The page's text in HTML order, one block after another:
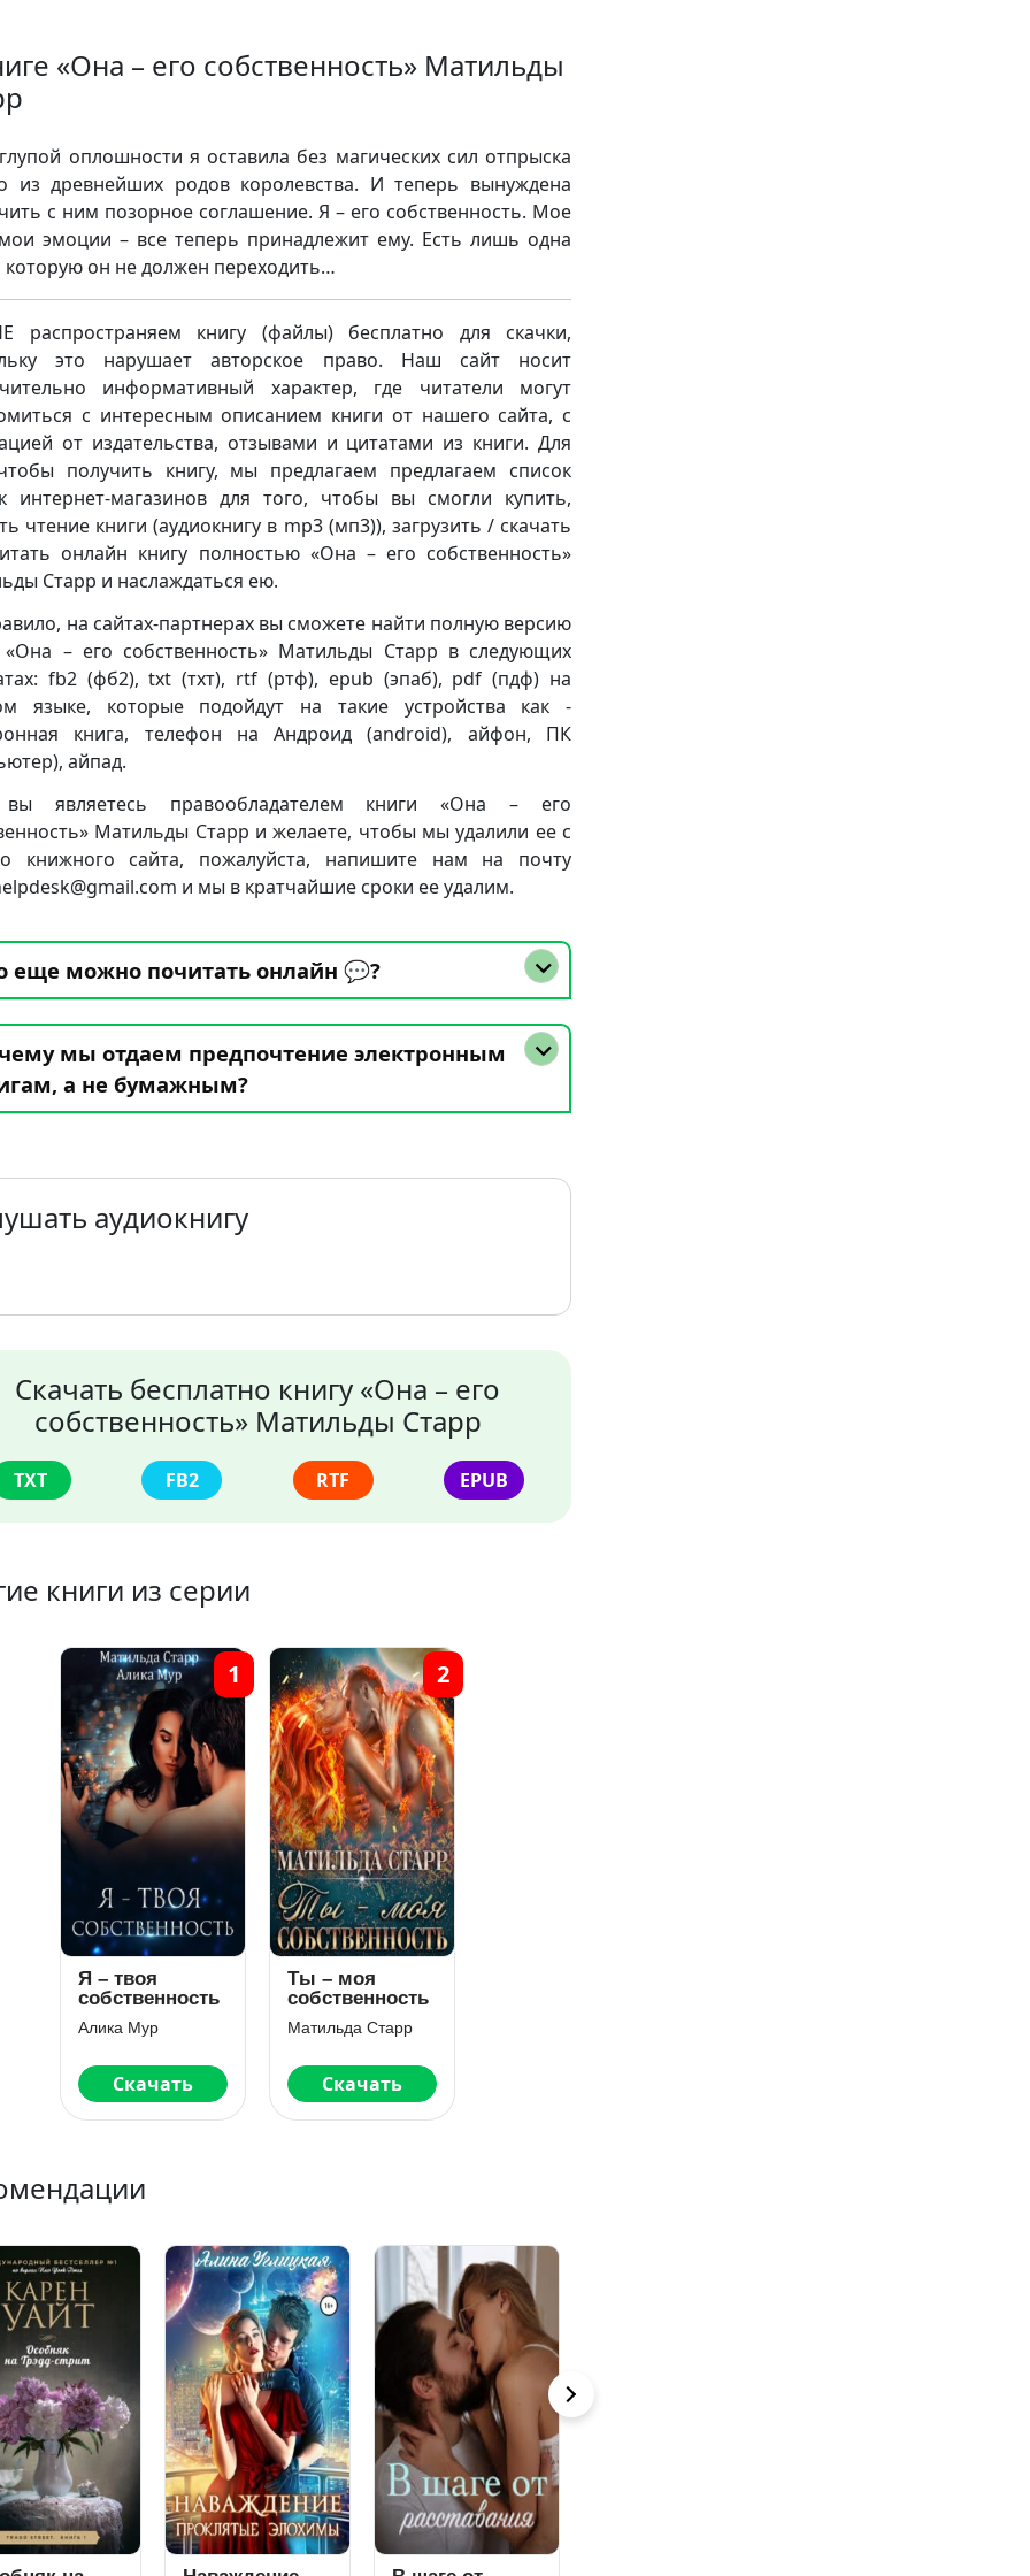
«Она – его собственность» Матильды
оплошности я оставила без магических сил отпрыска
из древнейших родов королевства. И теперь вынуждена
с ним позорное соглашение. Я – его собственность. Мое
эмоции – все теперь принадлежит ему. Есть лишь одна
которую он не должен переходить…
книгу (файлы) бесплатно для скачки,
это нарушает авторское право. Наш сайт носит
информативный характер, где читатели могут
с интересным описанием книги от нашего сайта, с
от издательства, отзывами и цитатами из книги. Для
получить книгу, мы предлагаем предлагаем список
интернет-магазинов для того, чтобы вы смогли купить,
чтение книги (аудиокнигу в mp3 (мп3)), загрузить / скачать
онлайн книгу полностью «Она – его собственность»
Старр и наслаждаться ею.
на сайтах-партнерах вы сможете найти полную версию
«Она – его собственность» Матильды Старр в следующих
fb2 (фб2), txt (тхт), rtf (ртф), epub (эпаб), pdf (пдф) на
языке, которые подойдут на такие устройства как -
книга, телефон на Андроид (android), айфон, ПК
айпад.
являетесь правообладателем книги «Она – его
Матильды Старр и желаете, чтобы мы удалили ее с
книжного сайта, пожалуйста, напишите нам на почту
и мы в кратчайшие сроки ее удалим.
еще можно почитать онлайн 💬?
мы отдаем предпочтение электронным
а не бумажным?
аудиокнигу
Скачать бесплатно книгу «Она – его
собственность» Матильды Старр
TXT FB2 RTF EPUB
книги из серии
Я – твоя
собственность
Алика Мур
Скачать
1
Ты – моя
собственность
Матильда Старр
Скачать
2